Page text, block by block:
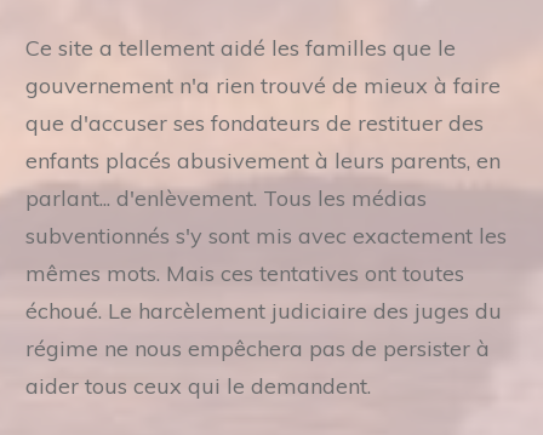
Ce site a tellement aidé les familles que le
gouvernement n'a rien trouvé de mieux à faire
que d'accuser ses fondateurs de restituer des
enfants placés abusivement à leurs parents, en
parlant... d'enlèvement. Tous les médias
subventionnés s'y sont mis avec exactement les
mêmes mots. Mais ces tentatives ont toutes
échoué. Le harcèlement judiciaire des juges du
régime ne nous empêchera pas de persister à
aider tous ceux qui le demandent.